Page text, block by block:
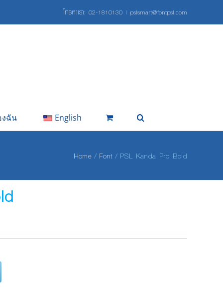
โทรหาเรา: 02-1810130 | pslsmart@fontpsl.com
ฉัน English
Home Font PSL Kanda Pro Bold